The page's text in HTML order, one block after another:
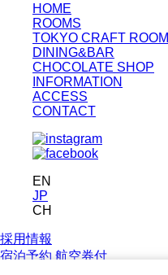
HOME
ROOMS
TOKYO CRAFT ROOM
DINING&BAR
CHOCOLATE SHOP
INFORMATION
ACCESS
CONTACT
EN
JP
CH
採用情報
宿泊予約 航空券付